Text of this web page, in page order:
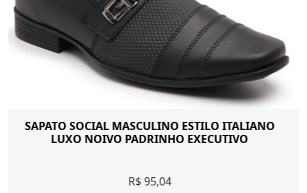
SAPATO SOCIAL MASCULINO EXECUTIVO CASUAL
ELEGANTE CLÁSSICO ESPORTE FINO HOMEM
R$ 126,31